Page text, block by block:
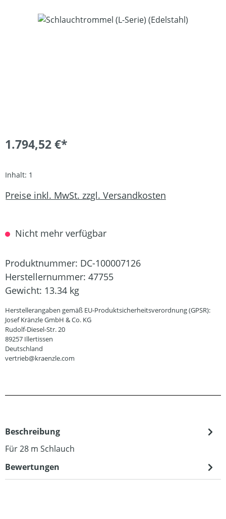
Bildergalerie überspringen
1.794,52 €*
Inhalt: 1
Preise inkl. MwSt. zzgl. Versandkosten
Nicht mehr verfügbar
Produktnummer: DC-100007126
Herstellernummer: 47755
Gewicht: 13.34 kg
Herstellerangaben gemäß EU-Produktsicherheitsverordnung (GPSR):
Josef Kränzle GmbH & Co. KG
Rudolf-Diesel-Str. 20
89257 Illertissen
Deutschland
vertrieb@kraenzle.com
Beschreibung
Für 28 m Schlauch
Bewertungen